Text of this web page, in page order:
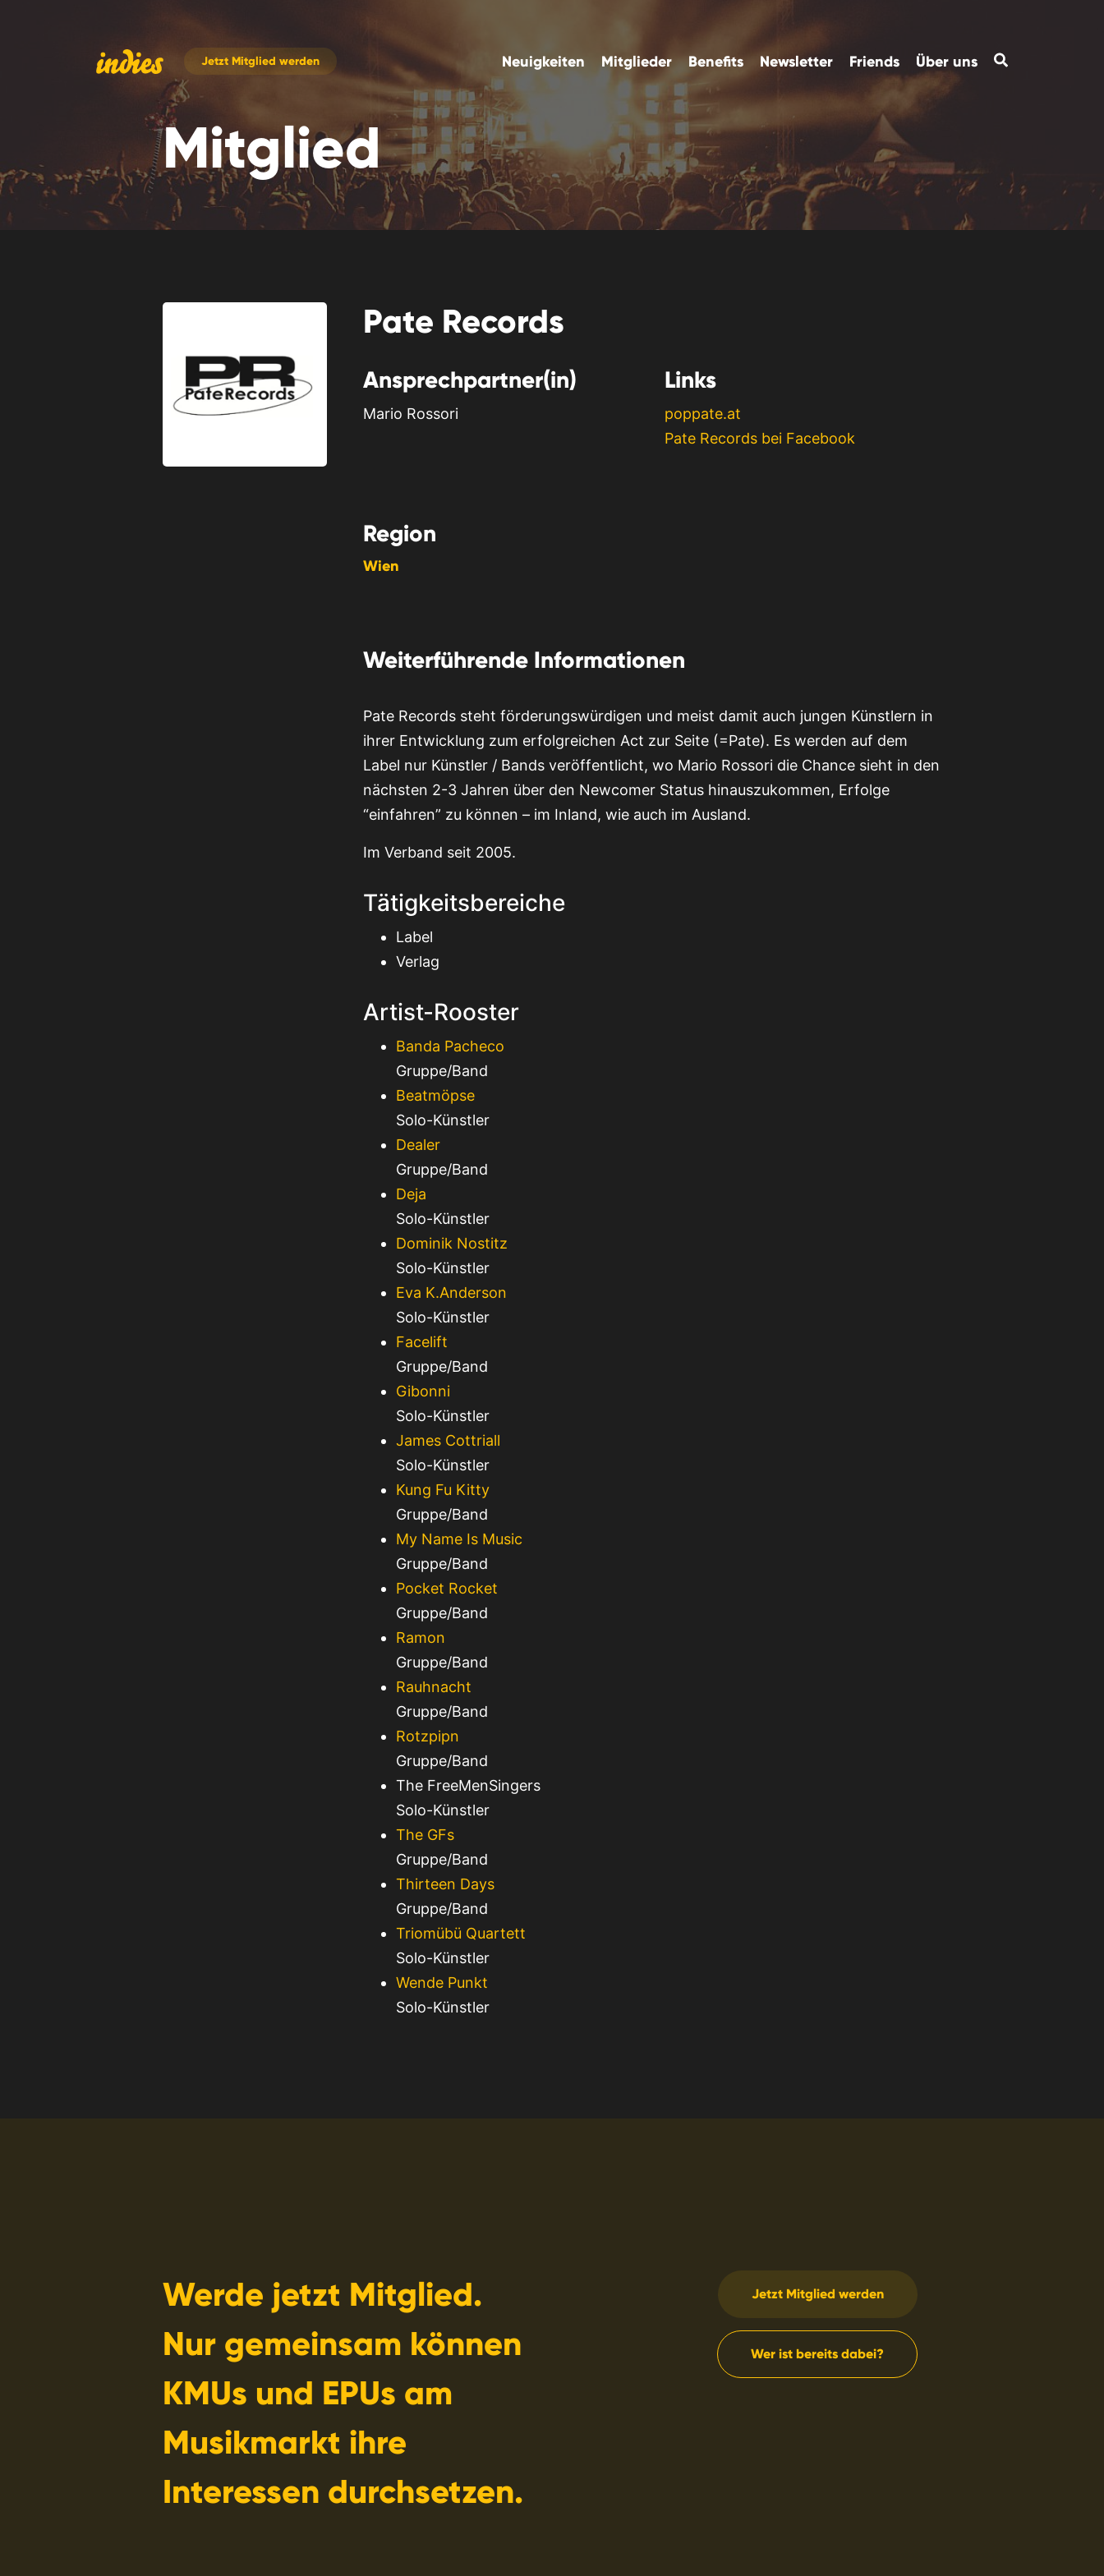
Jetzt Mitglied werden Neuigkeiten Mitglieder Benefits Newsletter Friends Über uns
Mitglied
Pate Records
Ansprechpartner(in)
Mario Rossori
Links
poppate.at
Pate Records bei Facebook
Region
Wien
Weiterführende Informationen
Pate Records steht förderungswürdigen und meist damit auch jungen Künstlern in
ihrer Entwicklung zum erfolgreichen Act zur Seite (=Pate). Es werden auf dem
Label nur Künstler / Bands veröffentlicht, wo Mario Rossori die Chance sieht in den
nächsten 2-3 Jahren über den Newcomer Status hinauszukommen, Erfolge
“einfahren” zu können – im Inland, wie auch im Ausland.
Im Verband seit 2005.
Tätigkeitsbereiche
Label
Verlag
Artist-Rooster
Banda Pacheco
Gruppe/Band
Beatmöpse
Solo-Künstler
Dealer
Gruppe/Band
Deja
Solo-Künstler
Dominik Nostitz
Solo-Künstler
Eva K.Anderson
Solo-Künstler
Facelift
Gruppe/Band
Gibonni
Solo-Künstler
James Cottriall
Solo-Künstler
Kung Fu Kitty
Gruppe/Band
My Name Is Music
Gruppe/Band
Pocket Rocket
Gruppe/Band
Ramon
Gruppe/Band
Rauhnacht
Gruppe/Band
Rotzpipn
Gruppe/Band
The FreeMenSingers
Solo-Künstler
The GFs
Gruppe/Band
Thirteen Days
Gruppe/Band
Triomübü Quartett
Solo-Künstler
Wende Punkt
Solo-Künstler
Werde jetzt Mitglied.
Nur gemeinsam können
KMUs und EPUs am
Musikmarkt ihre
Interessen durchsetzen.
Jetzt Mitglied werden
Wer ist bereits dabei?